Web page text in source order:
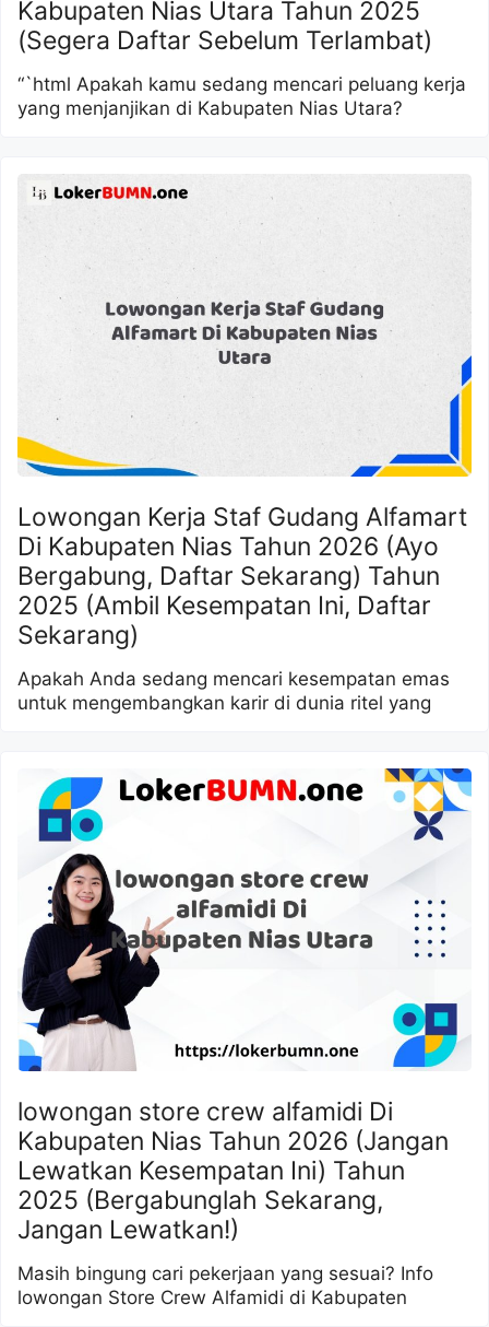
Kabupaten Nias Utara Tahun 2025
(Segera Daftar Sebelum Terlambat)
“`html Apakah kamu sedang mencari peluang kerja
yang menjanjikan di Kabupaten Nias Utara?
Lowongan Kerja Staf Gudang Alfamart
Di Kabupaten Nias Tahun 2026 (Ayo
Bergabung, Daftar Sekarang) Tahun
2025 (Ambil Kesempatan Ini, Daftar
Sekarang)
Apakah Anda sedang mencari kesempatan emas
untuk mengembangkan karir di dunia ritel yang
lowongan store crew alfamidi Di
Kabupaten Nias Tahun 2026 (Jangan
Lewatkan Kesempatan Ini) Tahun
2025 (Bergabunglah Sekarang,
Jangan Lewatkan!)
Masih bingung cari pekerjaan yang sesuai? Info
lowongan Store Crew Alfamidi di Kabupaten